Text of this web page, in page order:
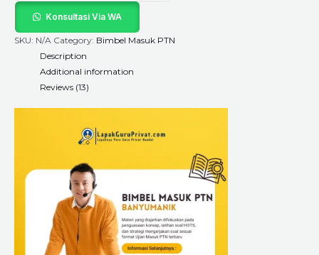
Konsultasi Via WA
SKU: N/A Category: Bimbel Masuk PTN
Description
Additional information
Reviews (13)